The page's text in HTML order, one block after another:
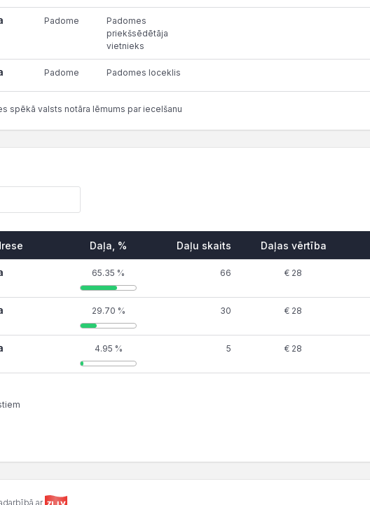
Padome
Padomes
priekšsēdētāja
vietnieks
Padome Padomes loceklis
spēkā valsts notāra lēmums par iecelšanu
Daļa, % Daļu skaits Daļas vērtība
65.35 % 66 € 28
29.70 % 30 € 28
4.95 % 5 € 28
ar